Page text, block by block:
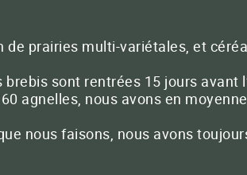
de prairies multi-variétales, et
sont rentrées 15 jours avant
agnelles, nous avons en
nous faisons, nous avons